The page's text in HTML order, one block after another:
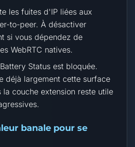
les fuites d'IP liées aux
to-peer. À désactiver
si vous dépendez de
WebRTC natives.
Status est bloquée.
déjà largement cette surface
la couche extension reste utile
banale pour se